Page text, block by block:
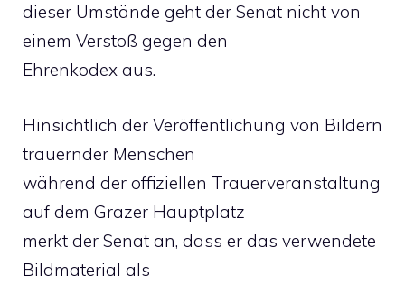
dieser Umstände geht der Senat nicht von
einem Verstoß gegen den
Ehrenkodex aus.
Hinsichtlich der Veröffentlichung von Bildern
trauernder Menschen
während der offiziellen Trauerveranstaltung
auf dem Grazer Hauptplatz
merkt der Senat an, dass er das verwendete
Bildmaterial als